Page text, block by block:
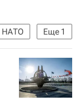
Еще 1
НАТО